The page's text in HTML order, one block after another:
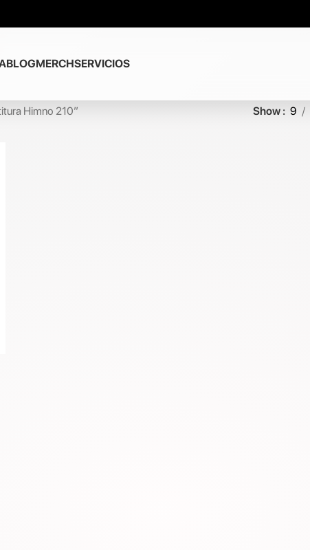
BLOGMERCHSERVICIOS
Himno 210” Show 9